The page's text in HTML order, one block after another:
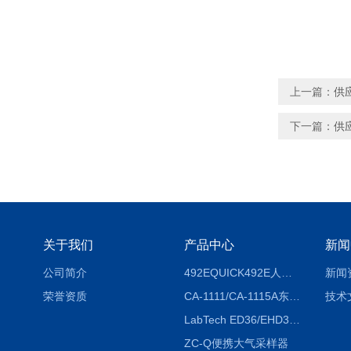
上一篇： 供
下一篇： 供
关于我们
公司简介
荣誉资质
产品中心
CA-1111/CA-1115A东京理化EYELA CA-1111/CA-1115A冷却水循环装置
ZC-Q便携大气采样器
新
新闻
技术